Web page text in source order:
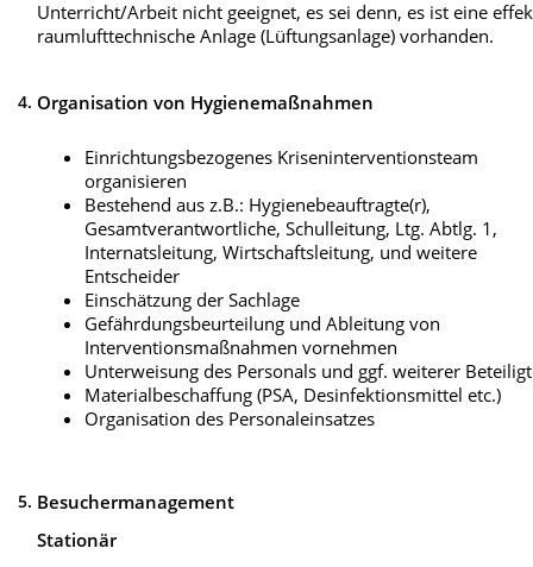
Unterricht/Arbeit nicht geeignet, es sei denn, es ist eine
raumlufttechnische Anlage (Lüftungsanlage) vorhanden.
4. Organisation von Hygienemaßnahmen
Einrichtungsbezogenes Kriseninterventionsteam
organisieren
Bestehend aus z.B.: Hygienebeauftragte(r),
Gesamtverantwortliche, Schulleitung, Ltg. Abtlg. 1,
Internatsleitung, Wirtschaftsleitung, und weitere
Entscheider
Einschätzung der Sachlage
Gefährdungsbeurteilung und Ableitung von
Interventionsmaßnahmen vornehmen
Unterweisung des Personals und ggf. weiterer
Materialbeschaffung (PSA, Desinfektionsmittel etc.)
Organisation des Personaleinsatzes
5. Besuchermanagement
Stationär